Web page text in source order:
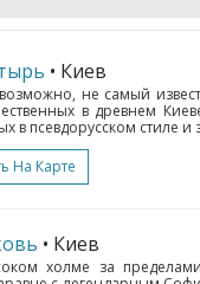
• Киев
не самый
в древнем
в псевдорусском стиле
На Карте
• Киев
холме за пределами